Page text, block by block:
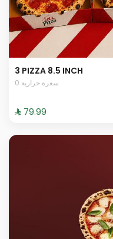
3 PIZZA 8.5 INCH
0 سعرة حرارية
⁨⁦‪‬ 79.99⁩